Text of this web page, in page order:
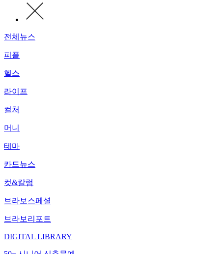
전체뉴스
피플
헬스
라이프
컬처
머니
테마
카드뉴스
컷&칼럼
브라보스페셜
브라보리포트
DIGITAL LIBRARY